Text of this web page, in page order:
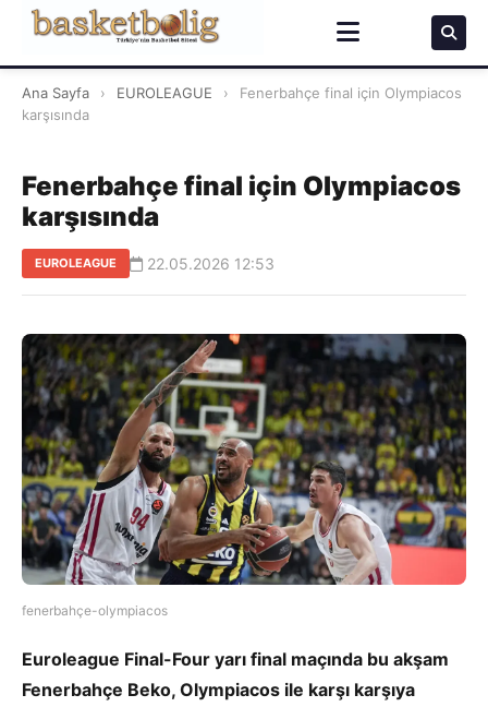
Ana Sayfa › EUROLEAGUE ›
Fenerbahçe final için Olympiacos
karşısında
Fenerbahçe final için Olympiacos
karşısında
EUROLEAGUE 22.05.2026 12:53
fenerbahçe-olympiacos
Euroleague Final-Four yarı final maçında bu akşam
Fenerbahçe Beko, Olympiacos ile karşı karşıya